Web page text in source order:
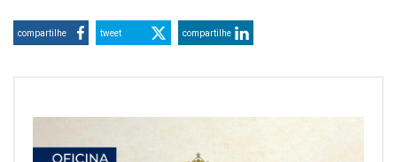
compartilhe tweet compartilhe